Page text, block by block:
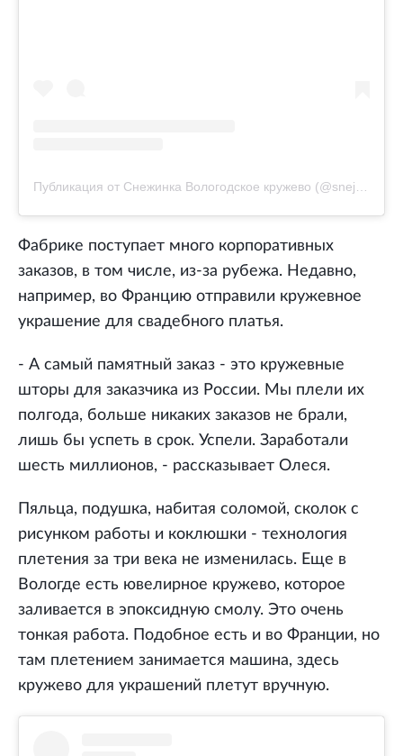
Фабрике поступает много корпоративных
заказов, в том числе, из-за рубежа. Недавно,
например, во Францию отправили кружевное
украшение для свадебного платья.
- А самый памятный заказ - это кружевные
шторы для заказчика из России. Мы плели их
полгода, больше никаких заказов не брали,
лишь бы успеть в срок. Успели. Заработали
шесть миллионов, - рассказывает Олеся.
Пяльца, подушка, набитая соломой, сколок с
рисунком работы и коклюшки - технология
плетения за три века не изменилась. Еще в
Вологде есть ювелирное кружево, которое
заливается в эпоксидную смолу. Это очень
тонкая работа. Подобное есть и во Франции, но
там плетением занимается машина, здесь
кружево для украшений плетут вручную.